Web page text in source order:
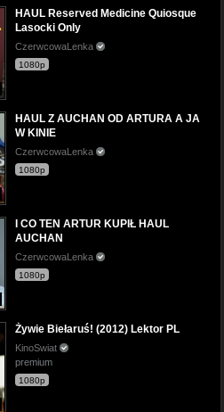
HAUL Reserved Medicine Quiosque
Lasocki Only
CzerwcowaLenka
1080p
HAUL Z AUCHAN OD ARTURA A JA
W KINIE
CzerwcowaLenka
1080p
I CO TEN ARTUR KUPIŁ HAUL
AUCHAN
CzerwcowaLenka
1080p
Żywie Biełaruś! (2012) Lektor PL
KinoSwiat
premium
1080p